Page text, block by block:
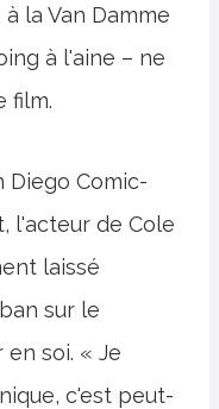
la Van Damme
à l'aine – ne
film.
Diego Comic-
l'acteur de Cole
laissé
sur le
soi. « Je
c'est peut-